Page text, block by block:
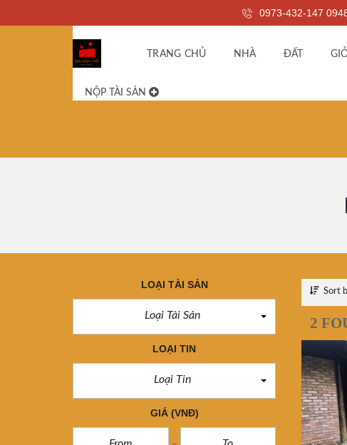
0973-432-147
TRANG CHỦ NHÀ ĐẤT
NỘP TÀI SẢN
LOẠI TÀI SẢN
Loại Tài Sản
LOẠI TIN
Loại Tin
GIÁ (VNĐ)
Sort
2